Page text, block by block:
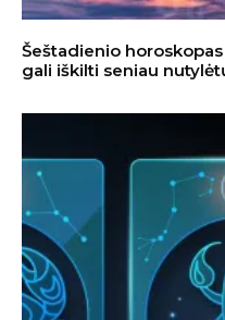
Šeštadienio
gali iškilti seniau